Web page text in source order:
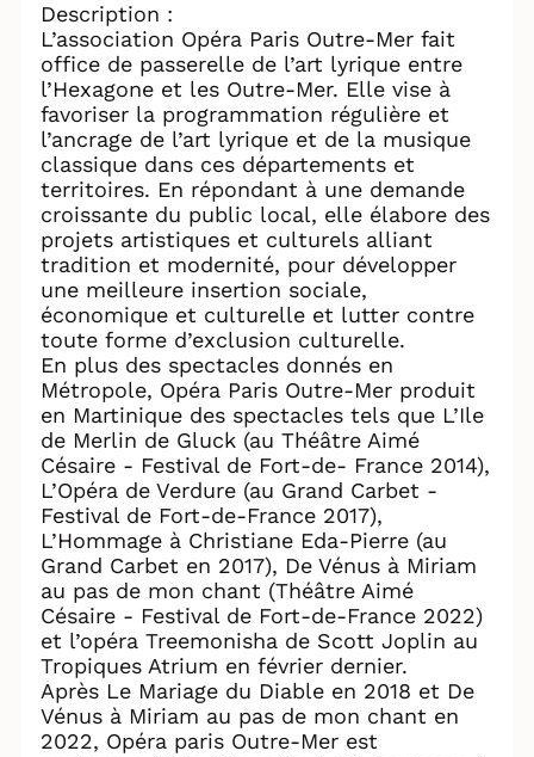
Description :
L’association Opéra Paris Outre-Mer fait
office de passerelle de l’art lyrique entre
l’Hexagone et les Outre-Mer. Elle vise à
favoriser la programmation régulière et
l’ancrage de l’art lyrique et de la musique
classique dans ces départements et
territoires. En répondant à une demande
croissante du public local, elle élabore des
projets artistiques et culturels alliant
tradition et modernité, pour développer
une meilleure insertion sociale,
économique et culturelle et lutter contre
toute forme d’exclusion culturelle.
En plus des spectacles donnés en
Métropole, Opéra Paris Outre-Mer produit
en Martinique des spectacles tels que L’Ile
de Merlin de Gluck (au Théâtre Aimé
Césaire - Festival de Fort-de- France 2014),
L’Opéra de Verdure (au Grand Carbet -
Festival de Fort-de-France 2017),
L’Hommage à Christiane Eda-Pierre (au
Grand Carbet en 2017), De Vénus à Miriam
au pas de mon chant (Théâtre Aimé
Césaire - Festival de Fort-de-France 2022)
et l’opéra Treemonisha de Scott Joplin au
Tropiques Atrium en février dernier.
Après Le Mariage du Diable en 2018 et De
Vénus à Miriam au pas de mon chant en
2022, Opéra paris Outre-Mer est